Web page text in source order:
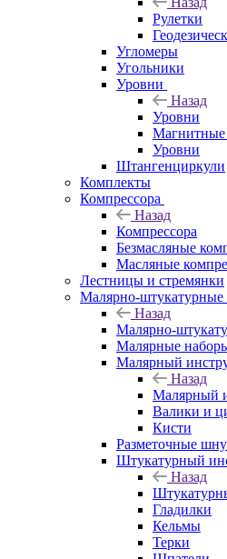
Рулетки
Угломеры
Угольники
Уровни
Назад
Уровни
Магнитные
Уровни
Штангенциркули
Комплекты
Компрессора
Назад
Компрессора
Безмасляные
Масляные
Лестницы и стремянки
Малярно-штукатурные
Назад
Малярно-
Малярные
Малярный
Назад
Малярный
Валики и
Кисти
Разметочные
Штукатурный
Назад
Гладилки
Кельмы
Терки